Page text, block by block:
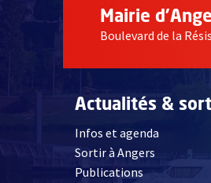
Mairie
Boulevard de la
Actualités &
Infos et agenda
Sortir à Angers
Publications